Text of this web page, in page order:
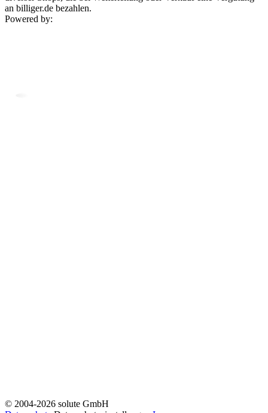
an billiger.de bezahlen.
Powered by:
© 2004-2026 solute GmbH